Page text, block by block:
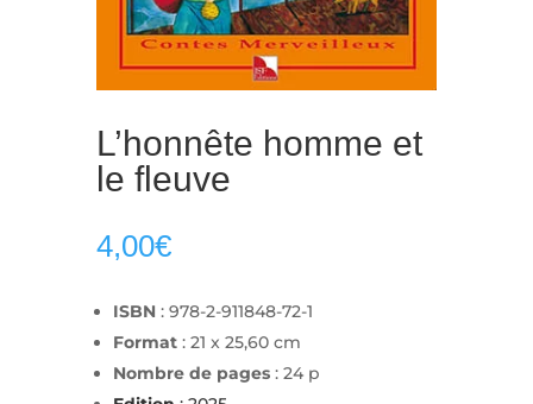
L’honnête homme et
le fleuve
4,00€
ISBN: 978-2-911848-72-1
Format: 21 x 25,60 cm
Nombre de pages: 24 p